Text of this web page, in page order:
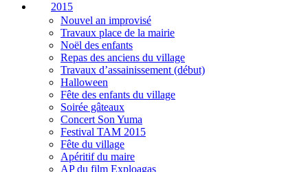
2015
Nouvel an improvisé
Travaux place de la mairie
Noël des enfants
Repas des anciens du village
Travaux d’assainissement (début)
Halloween
Fête des enfants du village
Soirée gâteaux
Concert Son Yuma
Festival TAM 2015
Fête du village
Apéritif du maire
AP du film Exploagas